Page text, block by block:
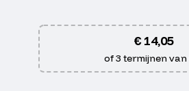
€14,05
of 3 termijnen van